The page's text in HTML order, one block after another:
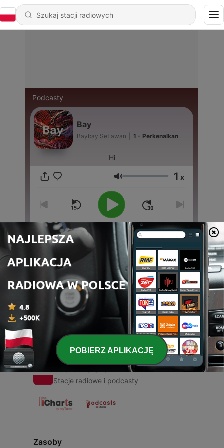
Podcasty
Bay
Baybay Setiawan 1 - Perkenalkan
Hi
Głośność 1 x
00:00 00:00
Odcinki
1 - Perkenalkan
12 cze 2021
Stacje radiowe i podcasty
Zasoby
POBIERZ APLIKACJĘ